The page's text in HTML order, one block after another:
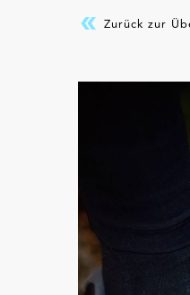
Zurück zur